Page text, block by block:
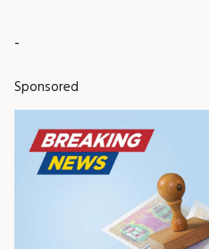
-
Sponsored